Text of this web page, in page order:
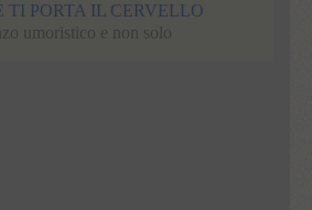
TI PORTA IL CERVELLO
umoristico e non solo